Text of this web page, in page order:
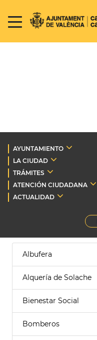
AYUNTAMIENTO
LA CIUDAD
TRÁMITES
ATENCIÓN CIUDADANA
ACTUALIDAD
Albufera
Alquería de Solache
Bienestar Social
Bomberos